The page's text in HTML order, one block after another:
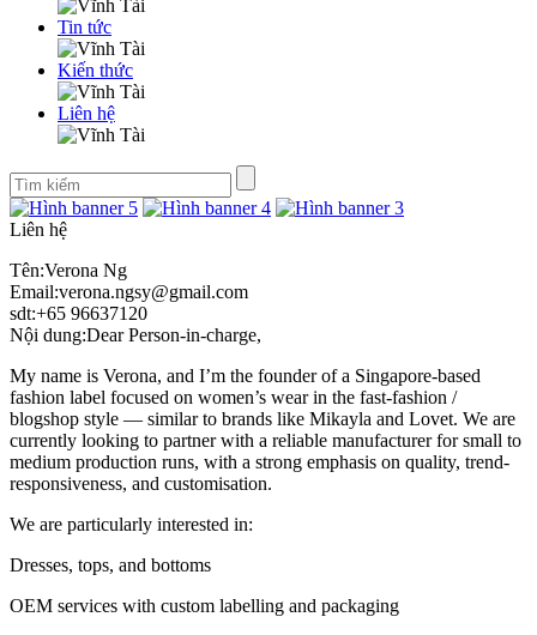
Tin tức
Kiến thức
Liên hệ
Liên hệ
Tên:Verona Ng
Email:verona.ngsy@gmail.com
sdt:+65 96637120
Nội dung:Dear Person-in-charge,
My name is Verona, and I’m the founder of a Singapore-based
fashion label focused on women’s wear in the fast-fashion /
blogshop style — similar to brands like Mikayla and Lovet. We are
currently looking to partner with a reliable manufacturer for small to
medium production runs, with a strong emphasis on quality, trend-
responsiveness, and customisation.
We are particularly interested in:
Dresses, tops, and bottoms
OEM services with custom labelling and packaging